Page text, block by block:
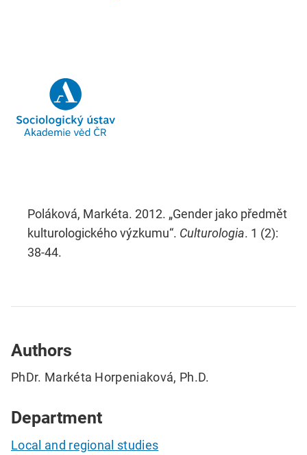
Poláková, Markéta. 2012. „Gender jako předmět
kulturologického výzkumu“. Culturologia. 1 (2):
38-44.
Authors
PhDr. Markéta Horpeniaková, Ph.D.
Department
Local and regional studies